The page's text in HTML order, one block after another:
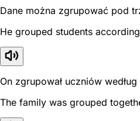
Dane można zgrupować pod
He grouped students
On zgrupował uczniów
The family was grouped